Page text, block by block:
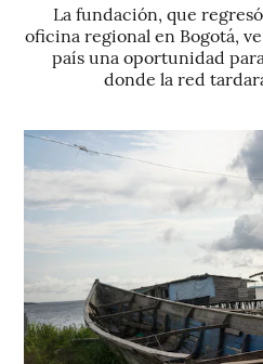
La fundación, que
oficina regional en Bogotá,
país una oportunidad
donde la red